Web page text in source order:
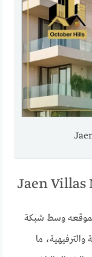
بموقعه وسط شبكة
ما